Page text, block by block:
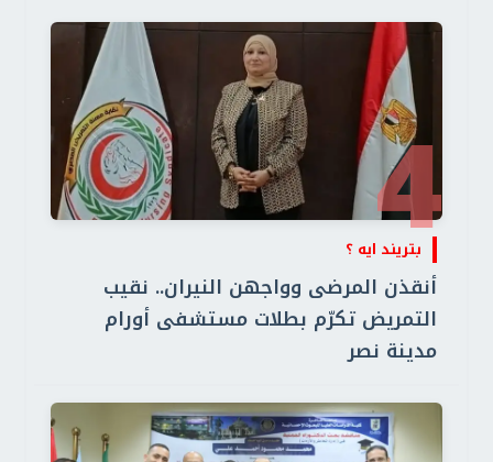
4
بتريند ايه ؟
أنقذن المرضى وواجهن النيران.. نقيب
التمريض تكرّم بطلات مستشفى أورام
مدينة نصر